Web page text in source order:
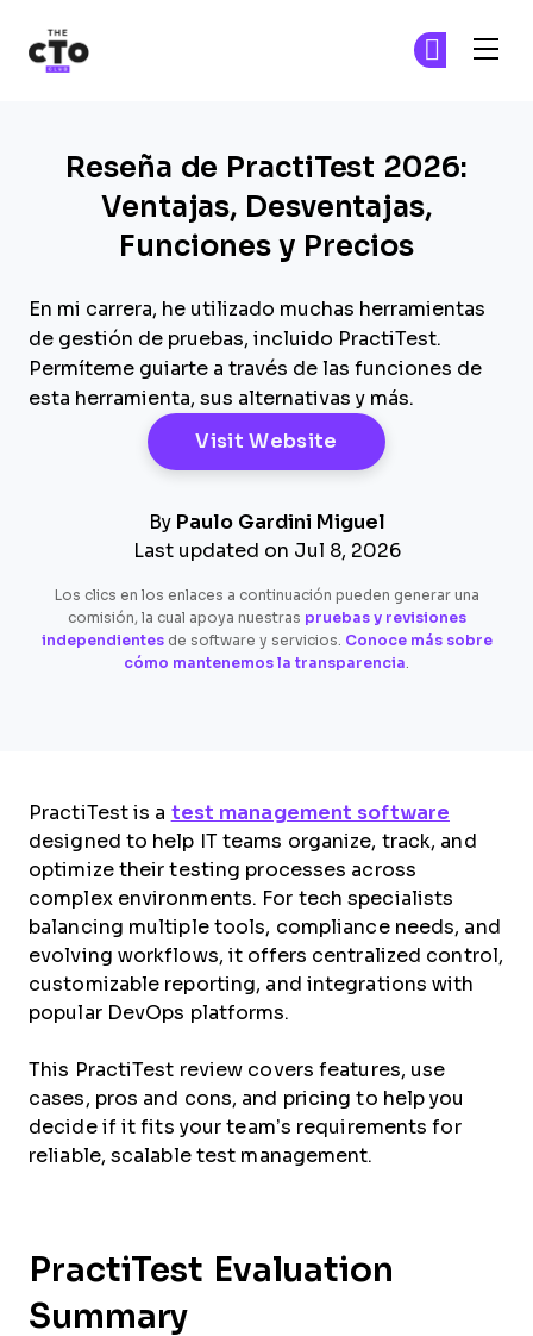
Reseña de PractiTest 2026:
Ventajas, Desventajas,
Funciones y Precios
En mi carrera, he utilizado muchas herramientas
de gestión de pruebas, incluido PractiTest.
Permíteme guiarte a través de las funciones de
esta herramienta, sus alternativas y más.
Visit Website Opens New
By Paulo Gardini Miguel
Last updated on Jul 8, 2026
Los clics en los enlaces a continuación pueden generar una
comisión, la cual apoya nuestras pruebas y revisiones
independientesde software y servicios. Conoce más sobre
cómo mantenemos la transparencia.
PractiTest is a test management software
designed to help IT teams organize, track, and
optimize their testing processes across
complex environments. For tech specialists
balancing multiple tools, compliance needs, and
evolving workflows, it offers centralized control,
customizable reporting, and integrations with
popular DevOps platforms.
This PractiTest review covers features, use
cases, pros and cons, and pricing to help you
decide if it fits your team’s requirements for
reliable, scalable test management.
PractiTest Evaluation
Summary